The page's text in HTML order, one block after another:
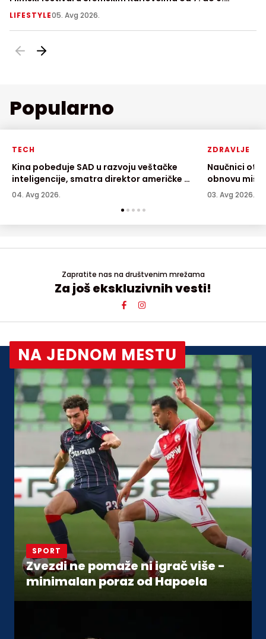
avgusta
LIFESTYLE05. Avg 2026.
Popularno
TECH
Kina pobeđuje SAD u razvoju veštačke
inteligencije, smatra direktor američke AI
kompanije
04. Avg 2026.
ZDRAVLJE
Naučnici
obnovu
03. Avg 2026.
Zapratite nas na društvenim mrežama
Za još ekskluzivnih vesti!
NA JEDNOM MESTU
SPORT
Zvezdi ne pomaže ni igrač više -
minimalan poraz od Hapoela